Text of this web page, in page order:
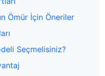
Ömür İçin Öneriler
Seçmelisiniz?